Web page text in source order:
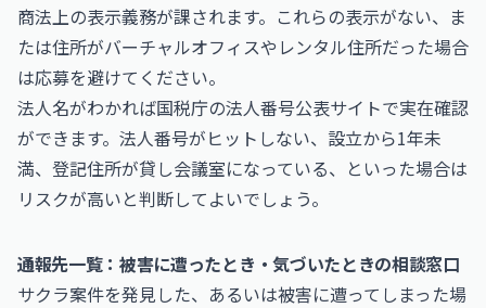
商法上の表示義務が課されます。これらの表示がない、ま
たは住所がバーチャルオフィスやレンタル住所だった場合
は応募を避けてください。
法人名がわかれば国税庁の法人番号公表サイトで実在確認
ができます。法人番号がヒットしない、設立から1年未
満、登記住所が貸し会議室になっている、といった場合は
リスクが高いと判断してよいでしょう。
通報先一覧：被害に遭ったとき・気づいたときの相談窓口
サクラ案件を発見した、あるいは被害に遭ってしまった場